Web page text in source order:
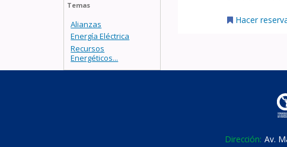
Temas
Alianzas
Energía Eléctrica
Recursos
Energéticos...
Hacer
Dirección: Av.